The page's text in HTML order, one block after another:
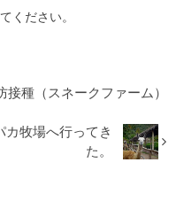
ください。
接種（スネークファーム）
カ牧場へ行ってき
た。